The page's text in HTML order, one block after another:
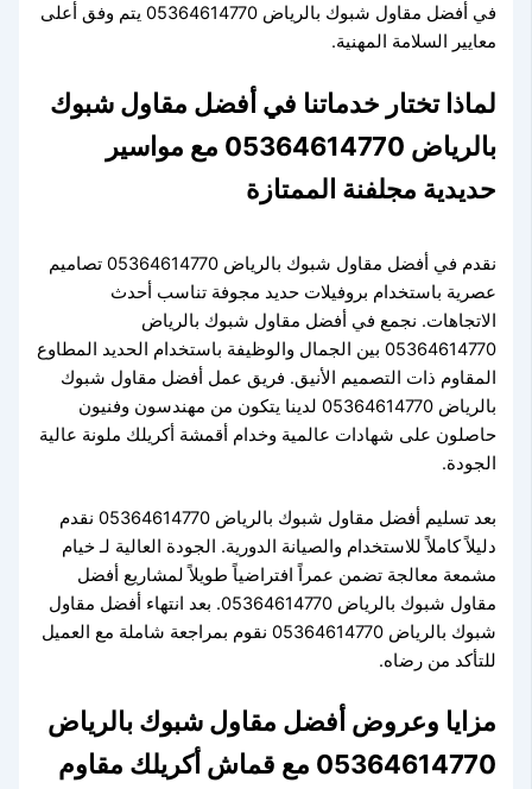
في أفضل مقاول شبوك بالرياض 05364614770 يتم وفق أعلى
معايير السلامة المهنية.
لماذا تختار خدماتنا في أفضل مقاول شبوك
بالرياض 05364614770 مع مواسير
حديدية مجلفنة الممتازة
نقدم في أفضل مقاول شبوك بالرياض 05364614770 تصاميم
عصرية باستخدام بروفيلات حديد مجوفة تناسب أحدث
الاتجاهات. نجمع في أفضل مقاول شبوك بالرياض
05364614770 بين الجمال والوظيفة باستخدام الحديد المطاوع
المقاوم ذات التصميم الأنيق. فريق عمل أفضل مقاول شبوك
بالرياض 05364614770 لدينا يتكون من مهندسون وفنيون
حاصلون على شهادات عالمية وخدام أقمشة أكريلك ملونة عالية
الجودة.
بعد تسليم أفضل مقاول شبوك بالرياض 05364614770 نقدم
دليلاً كاملاً للاستخدام والصيانة الدورية. الجودة العالية لـ خيام
مشمعة معالجة تضمن عمراً افتراضياً طويلاً لمشاريع أفضل
مقاول شبوك بالرياض 05364614770. بعد انتهاء أفضل مقاول
شبوك بالرياض 05364614770 نقوم بمراجعة شاملة مع العميل
للتأكد من رضاه.
مزايا وعروض أفضل مقاول شبوك بالرياض
05364614770 مع قماش أكريلك مقاوم